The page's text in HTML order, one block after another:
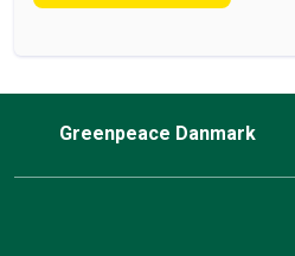
Greenpeace Danmark